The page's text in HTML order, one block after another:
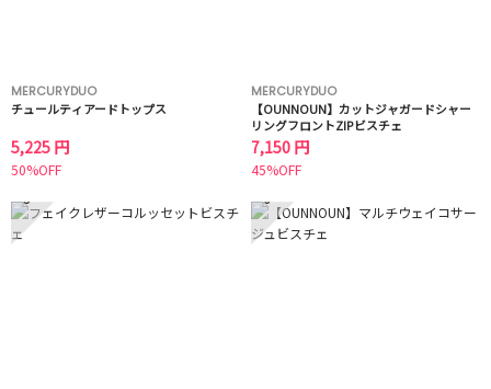
MERCURYDUO
チュールティアードトップス
5,225 円
50%OFF
MERCURYDUO
【OUNNOUN】カットジャガードシャー
リングフロントZIPビスチェ
7,150 円
45%OFF
5 6